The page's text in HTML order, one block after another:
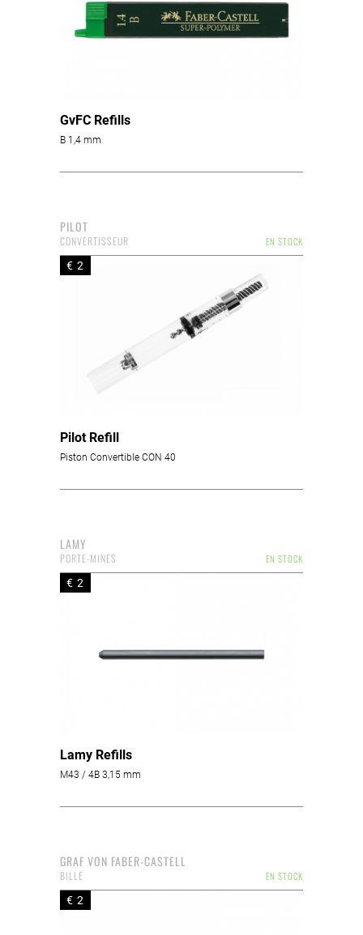
GvFC Refills
B 1,4 mm
PILOT
EN STOCK
CONVERTISSEUR
€ 2
Pilot Refill
Piston Convertible CON 40
LAMY
EN STOCK
PORTE-MINES
€ 2
Lamy Refills
M43 / 4B 3,15 mm
GRAF VON FABER-CASTELL
EN STOCK
BILLE
€ 2